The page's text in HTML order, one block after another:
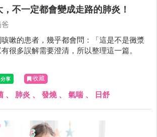
不一定都會變成走路的肺炎！
嗽的患者，幾乎都會問：「這是不是黴漿
很多誤解需要澄清，所以整理這一篇。
收藏
、 肺炎 、 發燒、 氣喘、 日舒